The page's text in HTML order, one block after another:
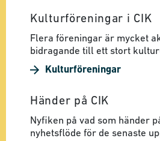
Kulturföreningar i CIK
Flera föreningar är mycket
bidragande till ett stort
Kulturföreningar
Händer på CIK
Nyfiken på vad som händer
nyhetsflöde för de senaste